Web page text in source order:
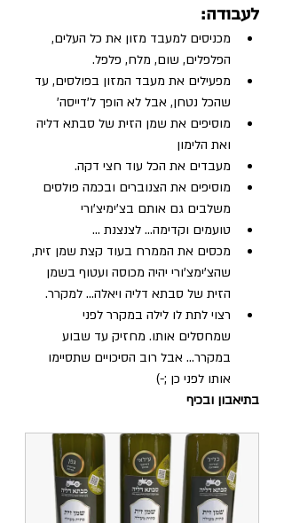
לעבודה:
מכניסים למעבד מזון את כל העלים,
הפלפלים, שום, מלח, פלפל.
מפעילים את מעבד המזון בפולסים, עד
שהכל נטחן, אבל לא הופך ל'דייסה'
מוסיפים את שמן הזית של סבתא דליה
ואת הלימון
מעבדים את הכל עוד חצי דקה.
מוסיפים את הצנוברים ובכמה פולסים
משלבים גם אותם בצ'ימיצ'ורי
טועמים וקדימה... לצנצנת ...
מכסים את הממרח בעוד קצת שמן זית,
שהצ'ימצ'ורי יהיה מכוסה ועטוף בשמן
הזית של סבתא דליה ויאלה... למקרר.
רצוי לתת לו לילה במקרר לפני
שמחסלים אותו. מחזיק עד שבוע
במקרר... אבל רוב הסיכויים שתסיימו
אותו לפני כן ;-)
בתיאבון ובכיף